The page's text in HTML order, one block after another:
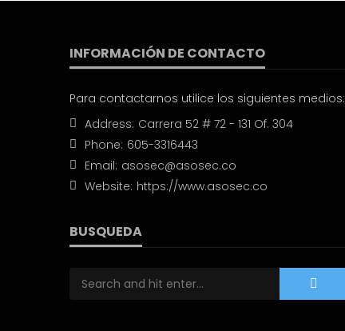
INFORMACIÓN DE CONTACTO
Para contactarnos utilice los siguientes medios:
Address: Carrera 52 # 72 - 131 Of. 304
Phone: 605-3316443
Email: asosec@asosec.co
Website: https://www.asosec.co
BUSQUEDA